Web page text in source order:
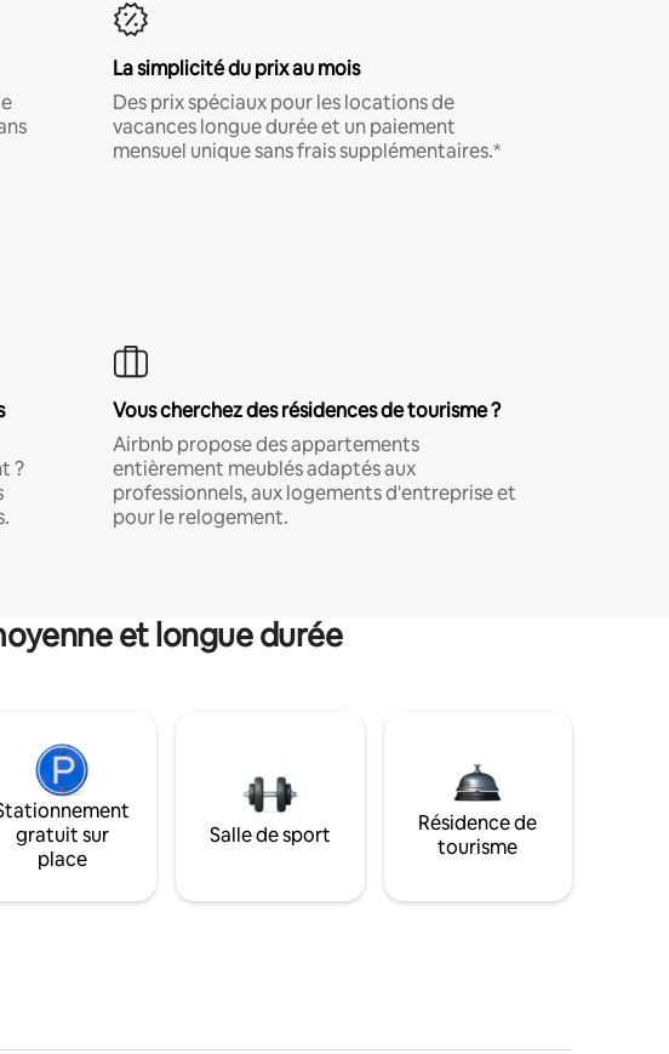
La simplicité du prix au mois
Des prix spéciaux pour les locations de
vacances longue durée et un paiement
mensuel unique sans frais supplémentaires.*
?
Vous cherchez des résidences de tourisme ?
Airbnb propose des appartements
entièrement meublés adaptés aux
professionnels, aux logements d'entreprise et
pour le relogement.
et longue durée
gratuit sur
place
Salle de sport
Résidence de
tourisme